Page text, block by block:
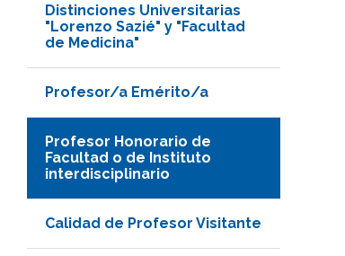
Distinciones Universitarias
"Lorenzo Sazié" y "Facultad
de Medicina"
Profesor/a Emérito/a
Profesor Honorario de
Facultad o de Instituto
interdisciplinario
Calidad de Profesor Visitante